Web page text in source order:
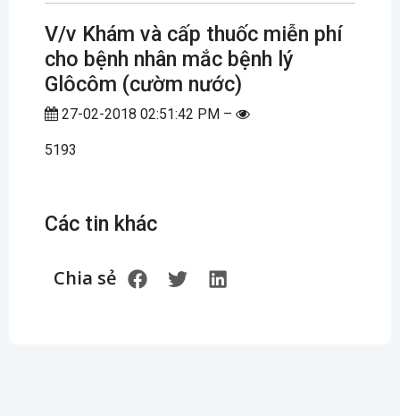
V/v Khám và cấp thuốc miễn phí
cho bệnh nhân mắc bệnh lý
Glôcôm (cườm nước)
27-02-2018 02:51:42 PM –
5193
Các tin khác
Chia sẻ